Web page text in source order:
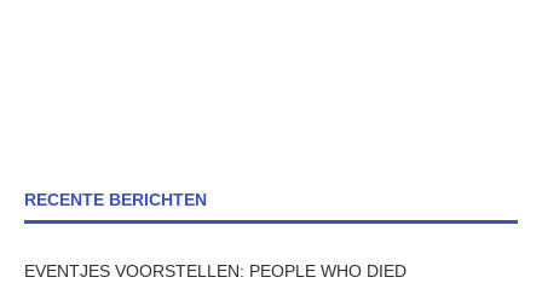
RECENTE BERICHTEN
EVENTJES VOORSTELLEN: PEOPLE WHO DIED